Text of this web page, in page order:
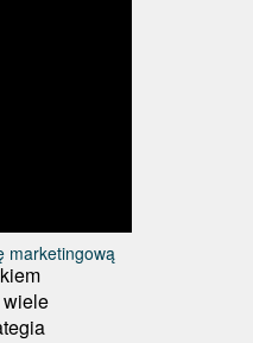
marketingową
wiele